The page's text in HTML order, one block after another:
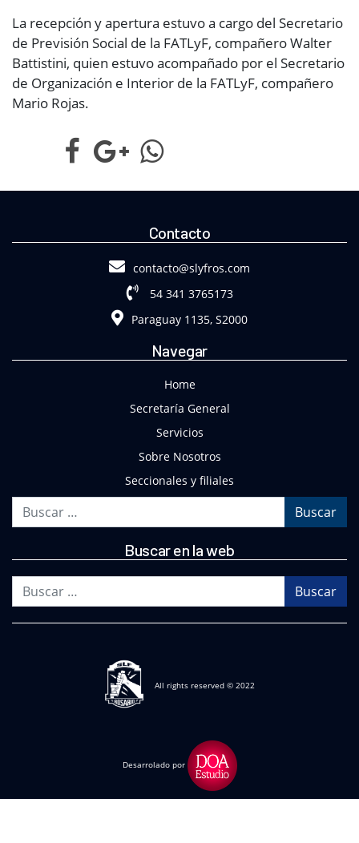
La recepción y apertura estuvo a cargo del Secretario
de Previsión Social de la FATLyF, compañero Walter
Battistini, quien estuvo acompañado por el Secretario
de Organización e Interior de la FATLyF, compañero
Mario Rojas.
Contacto
contacto@slyfros.com
54 341 3765173
Paraguay 1135, S2000
Navegar
Home
Secretaría General
Servicios
Sobre Nosotros
Seccionales y filiales
Buscar en la web
All rights reserved © 2022
Desarrolado por